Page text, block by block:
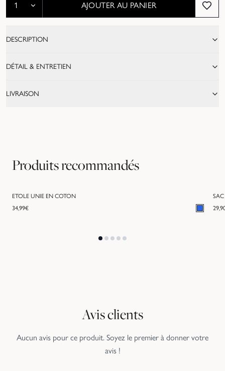
AJOUTER AU PANIER
DESCRIPTION
DÉTAIL & ENTRETIEN
LIVRAISON
Produits recommandés
ETOLE UNIE EN COTON
34,99€
Avis clients
Aucun avis pour ce produit. Soyez le premier à donner votre
avis !